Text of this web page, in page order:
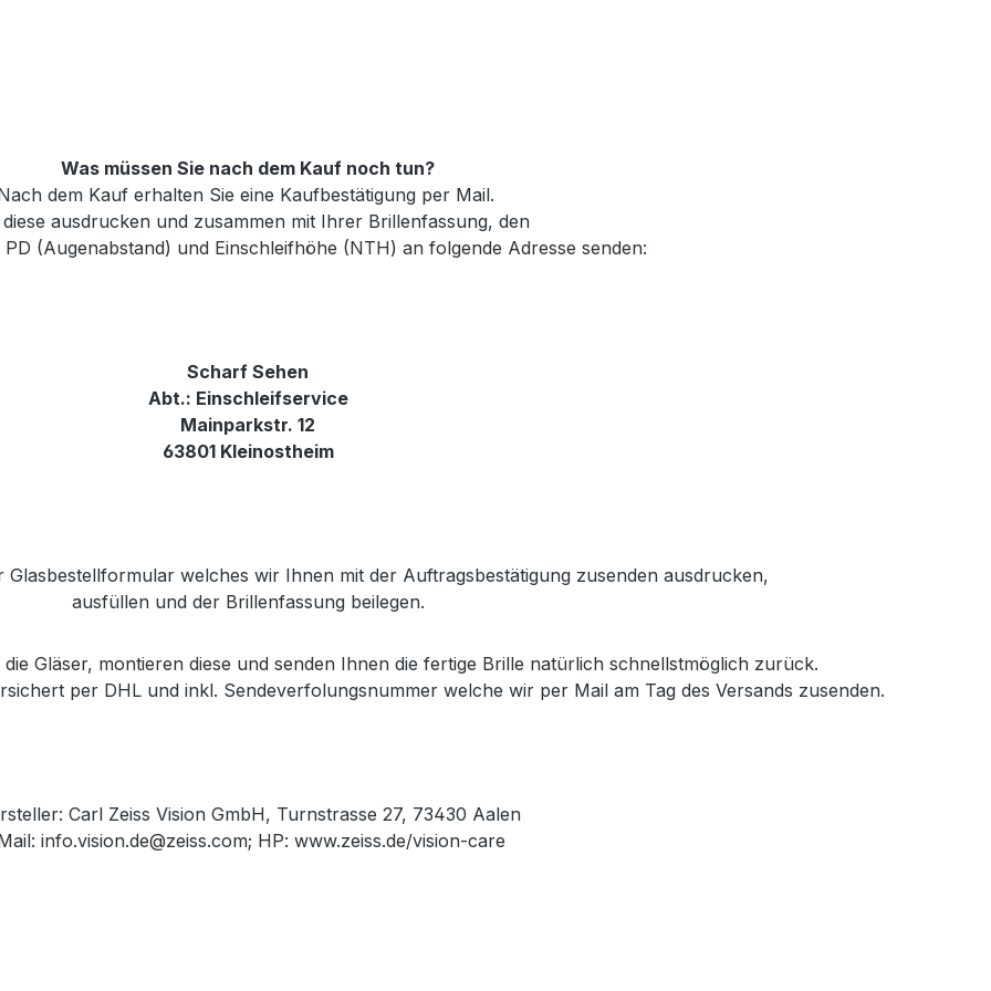
Was müssen Sie nach dem Kauf noch tun?
dem Kauf erhalten Sie eine Kaufbestätigung per Mail.
diese ausdrucken und zusammen mit Ihrer Brillenfassung, den
(Augenabstand) und Einschleifhöhe (NTH) an folgende Adresse senden:
Scharf Sehen
Abt.: Einschleifservice
Mainparkstr. 12
63801 Kleinostheim
welches wir Ihnen mit der Auftragsbestätigung zusenden ausdrucken,
ausfüllen und der Brillenfassung beilegen.
Gläser, montieren diese und senden Ihnen die fertige Brille natürlich schnellstmöglich zurück.
per DHL und inkl. Sendeverfolungsnummer welche wir per Mail am Tag des Versands zusenden.
Carl Zeiss Vision GmbH, Turnstrasse 27, 73430 Aalen
info.vision.de@zeiss.com; HP: www.zeiss.de/vision-care